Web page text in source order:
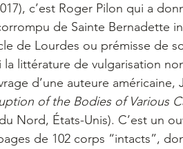
c’est Roger Pilon qui a
de Sainte Bernadette
de Lourdes ou prémisse de
littérature de vulgarisation
d’une auteure américaine,
of the Bodies of Various
Nord, États-Unis). C’est un
de 102 corps “intacts”,